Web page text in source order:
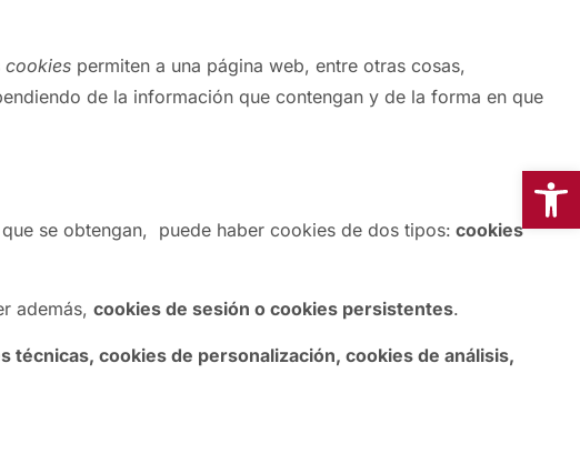
cookies permiten a una página web, entre otras cosas,
de la información que contengan y de la forma en que
se obtengan, puede haber cookies de dos tipos: cookies
además, cookies de sesión o cookies persistentes.
técnicas, cookies de personalización, cookies de análisis,
Abrir